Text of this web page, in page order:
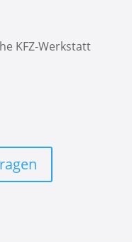
KFZ-Werkstatt